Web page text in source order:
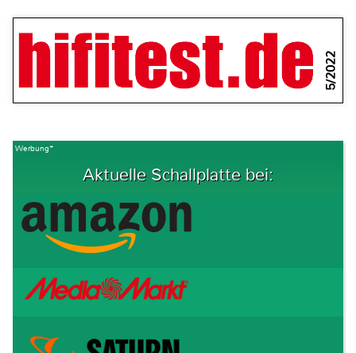
5/2022
Werbung*
Aktuelle Schallplatte bei: